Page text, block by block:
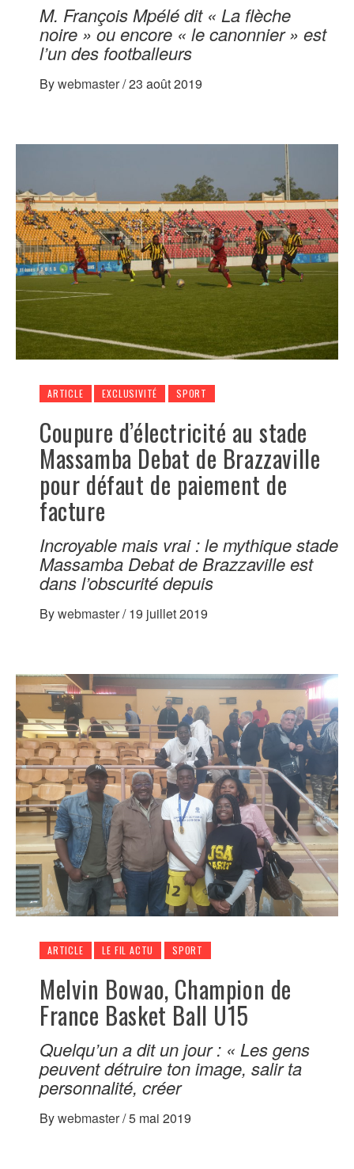
M. François Mpélé dit « La flèche
noire » ou encore « le canonnier » est
l’un des footballeurs
Bywebmaster/23 août 2019
ARTICLE EXCLUSIVITÉ SPORT
Coupure d’électricité au stade
Massamba Debat de Brazzaville
pour défaut de paiement de
facture
Incroyable mais vrai : le mythique stade
Massamba Debat de Brazzaville est
dans l’obscurité depuis
Bywebmaster/ 19 juillet 2019
ARTICLE LE FIL ACTU SPORT
Melvin Bowao, Champion de
France Basket Ball U15
Quelqu’un a dit un jour : « Les gens
peuvent détruire ton image, salir ta
personnalité, créer
Bywebmaster/5 mai 2019